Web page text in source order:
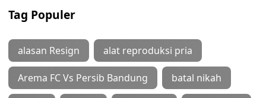
Tag Populer
alasan Resign alat reproduksi pria
Arema FC Vs Persib Bandung batal nikah